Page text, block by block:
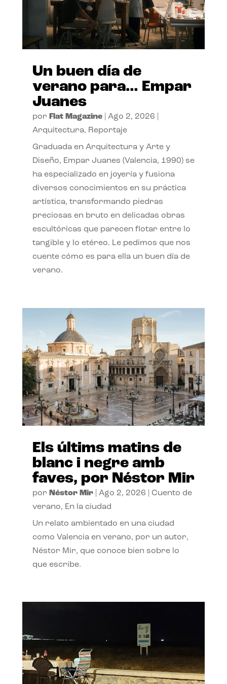
Un buen día de
verano para… Empar
Juanes
por Flat Magazine| Ago 2, 2026
Arquitectura, Reportaje
Graduada en Arquitectura y Arte y
Diseño, Empar Juanes (Valencia, 1990) se
ha especializado en joyería y fusiona
diversos conocimientos en su práctica
artística, transformando piedras
preciosas en bruto en delicadas obras
escultóricas que parecen flotar entre lo
tangible y lo etéreo. Le pedimos que nos
cuente cómo es para ella un buen día de
verano.
Els últims matins de
blanc i negre amb
faves, por Néstor Mir
por Néstor Mir| Ago 2, 2026
Cuento de
verano, En la ciudad
Un relato ambientado en una ciudad
como Valencia en verano, por un autor,
Néstor Mir, que conoce bien sobre lo
que escribe.